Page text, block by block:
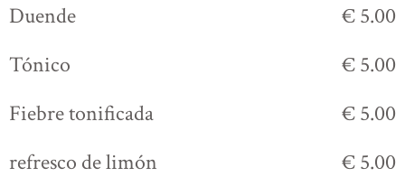
Duende
€ 5.00
Tónico
€ 5.00
Fiebre tonificada
€ 5.00
refresco de limón
€ 5.00